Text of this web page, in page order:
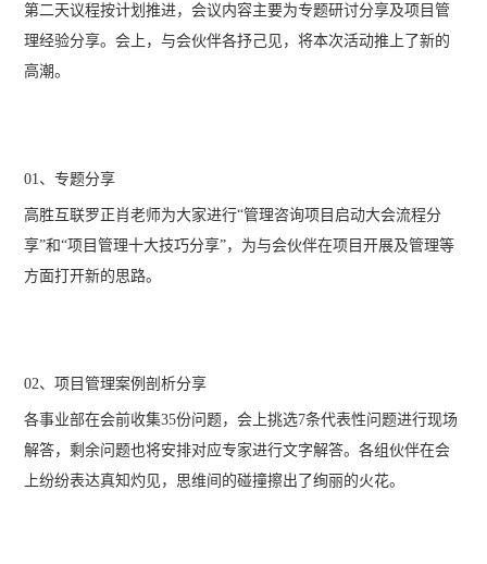
第二天议程按计划推进，会议内容主要为专题研讨分享及项目管
理经验分享。会上，与会伙伴各抒己见，将本次活动推上了新的
高潮。
01、专题分享
高胜互联罗正肖老师为大家进行“管理咨询项目启动大会流程分
享”和“项目管理十大技巧分享”，为与会伙伴在项目开展及管理等
方面打开新的思路。
02、项目管理案例剖析分享
各事业部在会前收集35份问题，会上挑选7条代表性问题进行现场
解答，剩余问题也将安排对应专家进行文字解答。各组伙伴在会
上纷纷表达真知灼见，思维间的碰撞擦出了绚丽的火花。